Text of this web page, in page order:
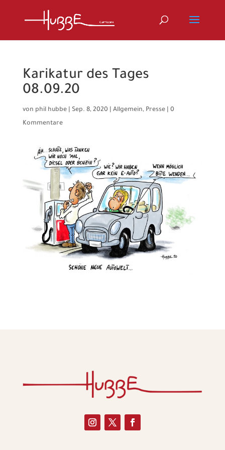
Karikatur des Tages
08.09.20
von phil hubbe| Sep. 8, 2020| Allgemein, Presse| 0
Kommentare